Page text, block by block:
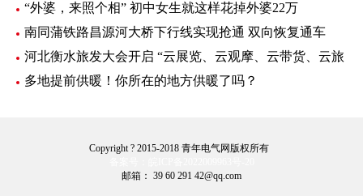
“外婆，来照个相” 初中女生就这样花掉外婆22万
南同蒲铁路昌源河大桥下行线实现抢通 双向恢复通车
河北衡水旅发大会开启 “云展览、云观摩、云带货、云旅
多地提前供暖！你所在的地方供暖了吗？
Copyright ? 2015-2018 青年电气网版权所有
邮箱： 39 60 291 42@qq.com